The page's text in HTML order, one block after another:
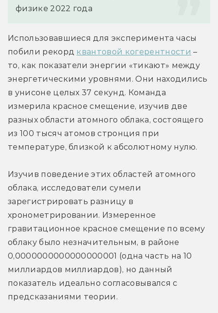
физике 2022 года
Использовавшиеся для эксперимента часы
побили рекорд квантовой когерентности –
то, как показатели энергии «тикают» между
энергетическими уровнями. Они находились
в унисоне целых 37 секунд. Команда
измерила красное смещение, изучив две
разных области атомного облака, состоящего
из 100 тысяч атомов стронция при
температуре, близкой к абсолютному нулю.
Изучив поведение этих областей атомного
облака, исследователи сумели
зарегистрировать разницу в
хронометрировании. Измеренное
гравитационное красное смещение по всему
облаку было незначительным, в районе
0,0000000000000000001 (одна часть на 10
миллиардов миллиардов), но данный
показатель идеально согласовывался с
предсказаниями теории.